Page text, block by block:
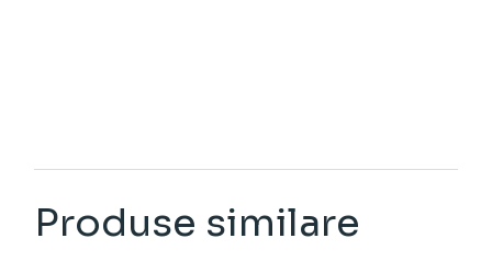
Produse similare